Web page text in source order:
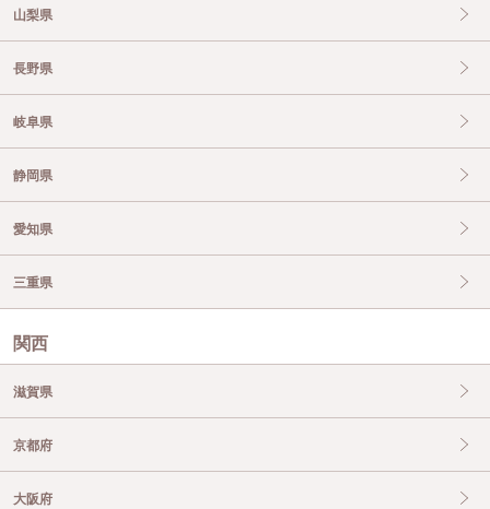
山梨県
長野県
岐阜県
静岡県
愛知県
三重県
関西
滋賀県
京都府
大阪府